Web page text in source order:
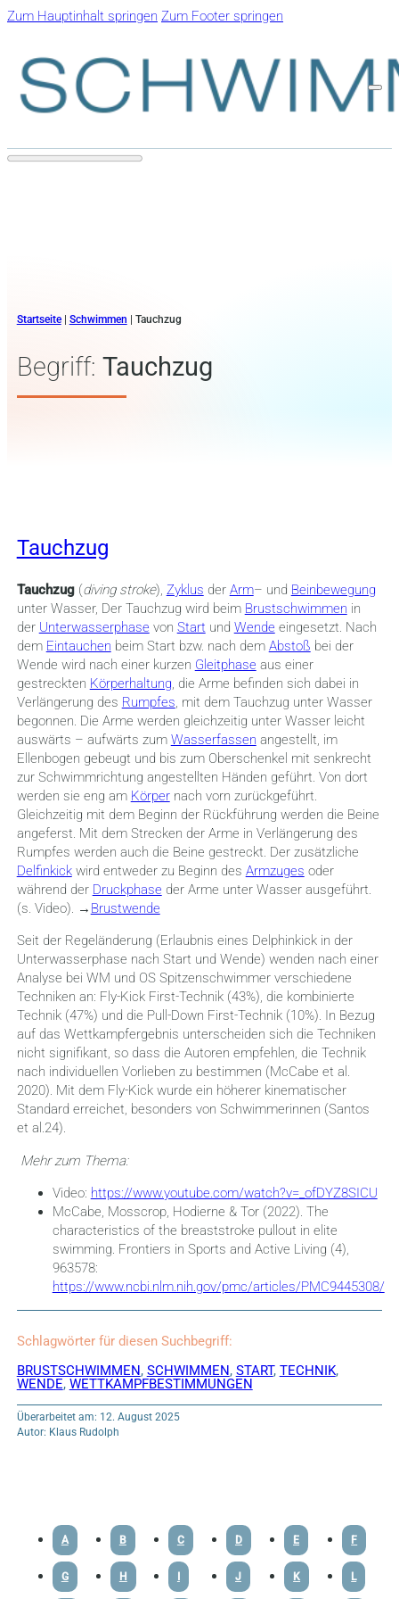
Zum Hauptinhalt springen Zum Footer springen
Startseite| Schwimmen Tauchzug
Begriff: Tauchzug
Tauchzug
Tauchzug(diving stroke), Zyklus der Arm– und Beinbewegung
unter Wasser, Der Tauchzug wird beim Brustschwimmen in
der Unterwasserphase von Startund Wende eingesetzt. Nach
dem Eintauchen beim Start bzw. nach dem Abstoß bei der
Wende wird nach einer kurzen Gleitphase aus einer
gestreckten Körperhaltung, die Arme befinden sich dabei in
Verlängerung des Rumpfes, mit dem Tauchzug unter Wasser
begonnen. Die Arme werden gleichzeitig unter Wasser leicht
auswärts – aufwärts zum Wasserfassen angestellt, im
Ellenbogen gebeugt und bis zum Oberschenkel mit senkrecht
zur Schwimmrichtung angestellten Händen geführt. Von dort
werden sie eng am Körpernach vorn zurückgeführt.
Gleichzeitig mit dem Beginn der Rückführung werden die Beine
angeferst. Mit dem Strecken der Arme in Verlängerung des
Rumpfes werden auch die Beine gestreckt. Der zusätzliche
Delfinkickwird entweder zu Beginn des Armzuges oder
während der Druckphase der Arme unter Wasser ausgeführt.
(s. Video). → Brustwende
Seit der Regeländerung (Erlaubnis eines Delphinkick in der
Unterwasserphase nach Start und Wende) wenden nach einer
Analyse bei WM und OS Spitzenschwimmer verschiedene
Techniken an: Fly-Kick First-Technik (43%), die kombinierte
Technik (47%) und die Pull-Down First-Technik (10%). In Bezug
auf das Wettkampfergebnis unterscheiden sich die Techniken
nicht signifikant, so dass die Autoren empfehlen, die Technik
nach individuellen Vorlieben zu bestimmen (McCabe et al.
2020). Mit dem Fly-Kick wurde ein höherer kinematischer
Standard erreichet, besonders von Schwimmerinnen (Santos
et al.24).
Mehr zum Thema:
Video: https://www.youtube.com/watch?v=_ofDYZ8SICU
McCabe, Mosscrop, Hodierne & Tor (2022). The
characteristics of the breaststroke pullout in elite
swimming. Frontiers in Sports and Active Living (4),
963578:
https://www.ncbi.nlm.nih.gov/pmc/articles/PMC9445308/
Schlagwörter für diesen Suchbegriff:
BRUSTSCHWIMMEN, SCHWIMMEN, START, TECHNIK,
WENDE, WETTKAMPFBESTIMMUNGEN
Überarbeitet am: 12. August 2025
Autor: Klaus Rudolph
A B C D E F
G H J K L